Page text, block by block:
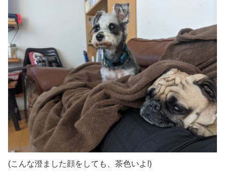
(こんな澄ました顔をしても、茶色いよ!)